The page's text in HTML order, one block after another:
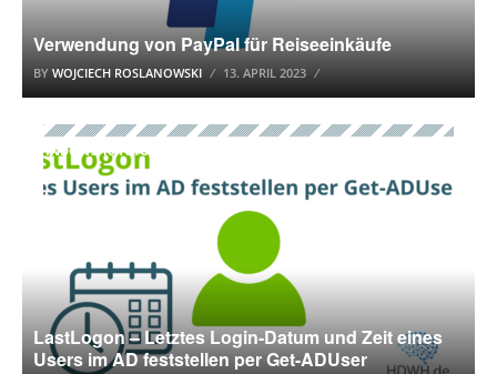
Verwendung von PayPal für Reiseeinkäufe
BY WOJCIECH ROSLANOWSKI 13. APRIL 2023
WINDOWS 10 TUTORIAL
LastLogon – Letztes Login-Datum und Zeit eines
Users im AD feststellen per Get-ADUser